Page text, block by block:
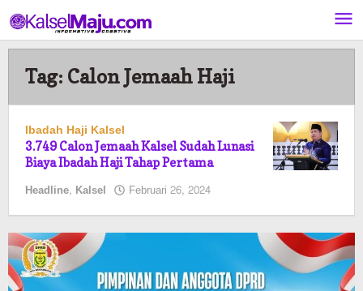
ke
konten
Tag: Calon Jemaah Haji
Ibadah Haji Kalsel
3.749 Calon Jemaah Kalsel Sudah Lunasi
Biaya Ibadah Haji Tahap Pertama
Headline, Kalsel Februari 26, 2024
pratiwi